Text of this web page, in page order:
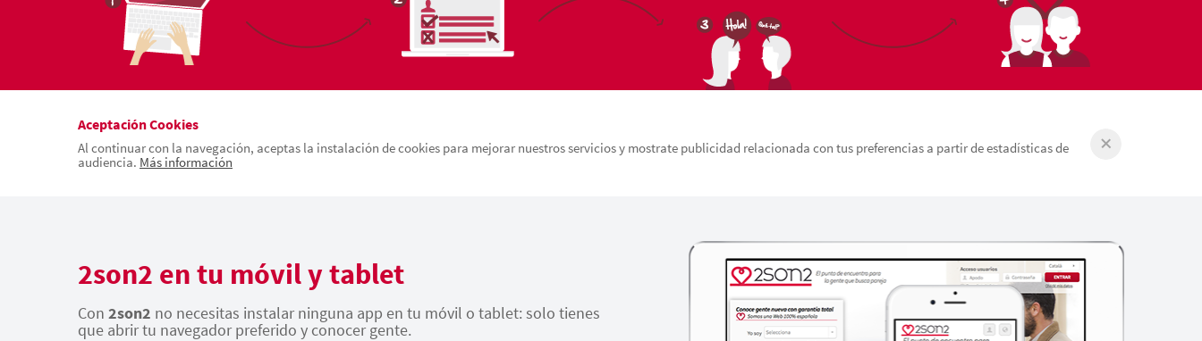
Aceptación Cookies
Al continuar con la navegación, aceptas la instalación de cookies para mejorar nuestros servicios y mostrate publicidad relacionada con tus preferencias a partir de estadísticas de
audiencia. Más información
2son2 en tu móvil y tablet
Con 2son2 no necesitas instalar ninguna app en tu móvil o tablet: solo tienes
que abrir tu navegador preferido y conocer gente.